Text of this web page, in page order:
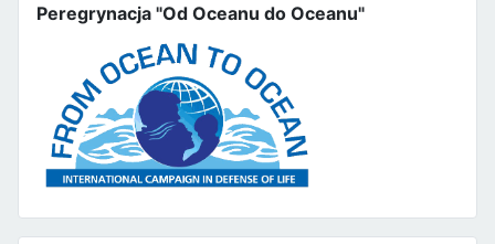
Peregrynacja "Od Oceanu do Oceanu"